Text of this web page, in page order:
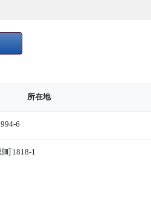
所在地
6
町1818-1